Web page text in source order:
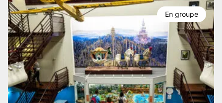
En groupe